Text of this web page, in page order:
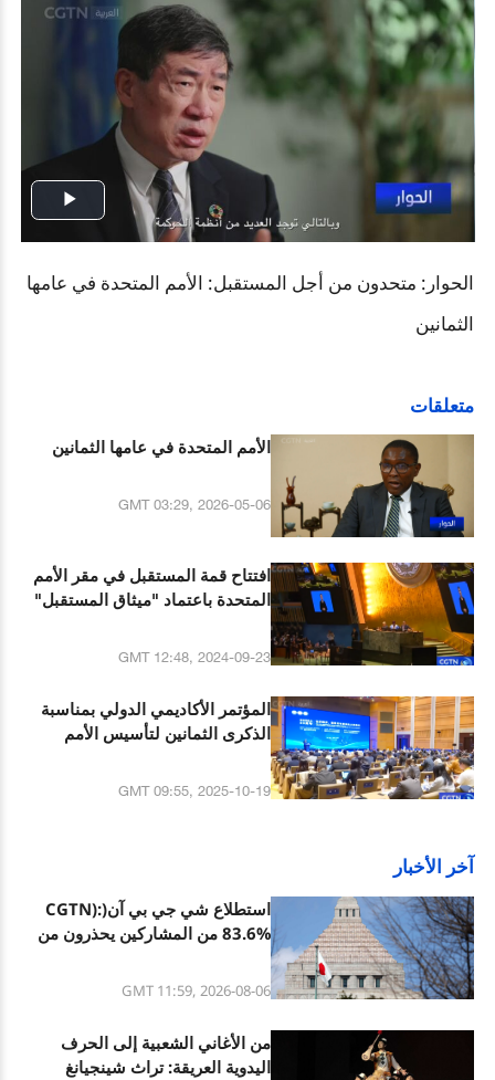
Play
الحوار: متحدون من أجل المستقبل: الأمم المتحدة في عامها
الثمانين
متعلقات
الأمم المتحدة في عامها الثمانين
GMT 03:29, 2026-05-06
افتتاح قمة المستقبل في مقر الأمم
المتحدة باعتماد "ميثاق المستقبل"
GMT 12:48, 2024-09-23
المؤتمر الأكاديمي الدولي بمناسبة
الذكرى الثمانين لتأسيس الأمم
GMT 09:55, 2025-10-19
آخر الأخبار
استطلاع شي جي بي آن(CGTN):
83.6% من المشاركين يحذرون من
تحت الميل العسكري الجديد
GMT 11:59, 2026-08-06
من الأغاني الشعبية إلى الحرف
اليدوية العريقة: تراث شينجيانغ